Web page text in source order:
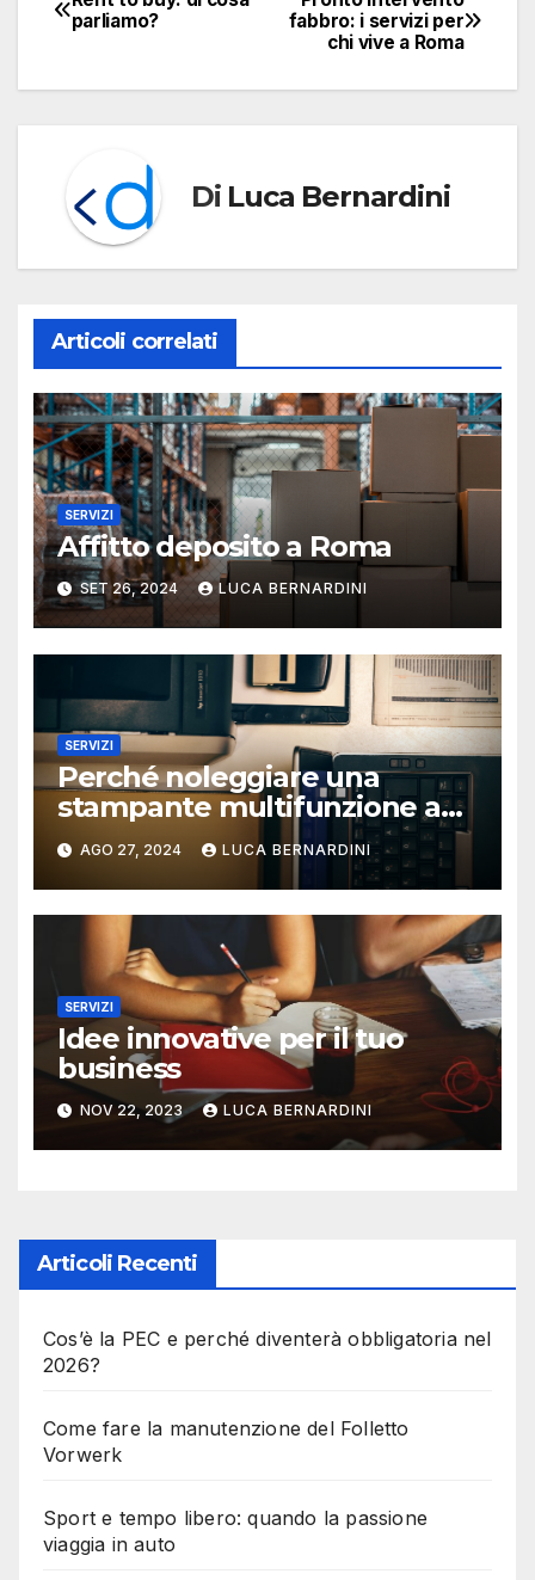
Navigazione
fabbro: i servizi per
chi vive a Roma
parliamo?
Di Luca Bernardini
Articoli correlati
SERVIZI
Affitto deposito a Roma
SET 26, 2024 LUCA BERNARDINI
SERVIZI
Perché noleggiare una
stampante multifunzione a
Roma?
AGO 27, 2024 LUCA BERNARDINI
SERVIZI
Idee innovative per il tuo
business
NOV 22, 2023 LUCA BERNARDINI
Articoli Recenti
Cos’è la PEC e perché diventerà obbligatoria nel
2026?
Come fare la manutenzione del Folletto
Vorwerk
Sport e tempo libero: quando la passione
viaggia in auto